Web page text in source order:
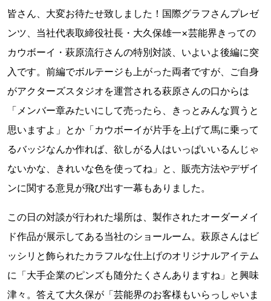
皆さん、大変お待たせ致しました！国際グラフさんプレゼ
ンツ、当社代表取締役社長・大久保雄一×芸能界きっての
カウボーイ・萩原流行さんの特別対談、いよいよ後編に突
入です。前編でボルテージも上がった両者ですが、ご自身
がアクターズスタジオを運営される萩原さんの口からは
「メンバー章みたいにして売ったら、きっとみんな買うと
思いますよ」とか「カウボーイが片手を上げて馬に乗って
るバッジなんか作れば、欲しがる人はいっぱいいるんじゃ
ないかな、きれいな色を使ってね」と、販売方法やデザイ
ンに関する意見が飛び出す一幕もありました。
この日の対談が行われた場所は、製作されたオーダーメイ
ド作品が展示してある当社のショールーム。萩原さんはビ
ッシリと飾られたカラフルな仕上げのオリジナルアイテム
に「大手企業のピンズも随分たくさんありますね」と興味
津々。答えて大久保が「芸能界のお客様もいらっしゃいま